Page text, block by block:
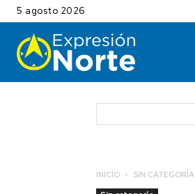
5 agosto 2026
INICIO SIN CATEGORÍA